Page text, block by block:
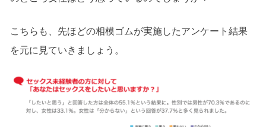
こちらも、先ほどの相模ゴムが実施したアンケート結果
を元に見ていきましょう。